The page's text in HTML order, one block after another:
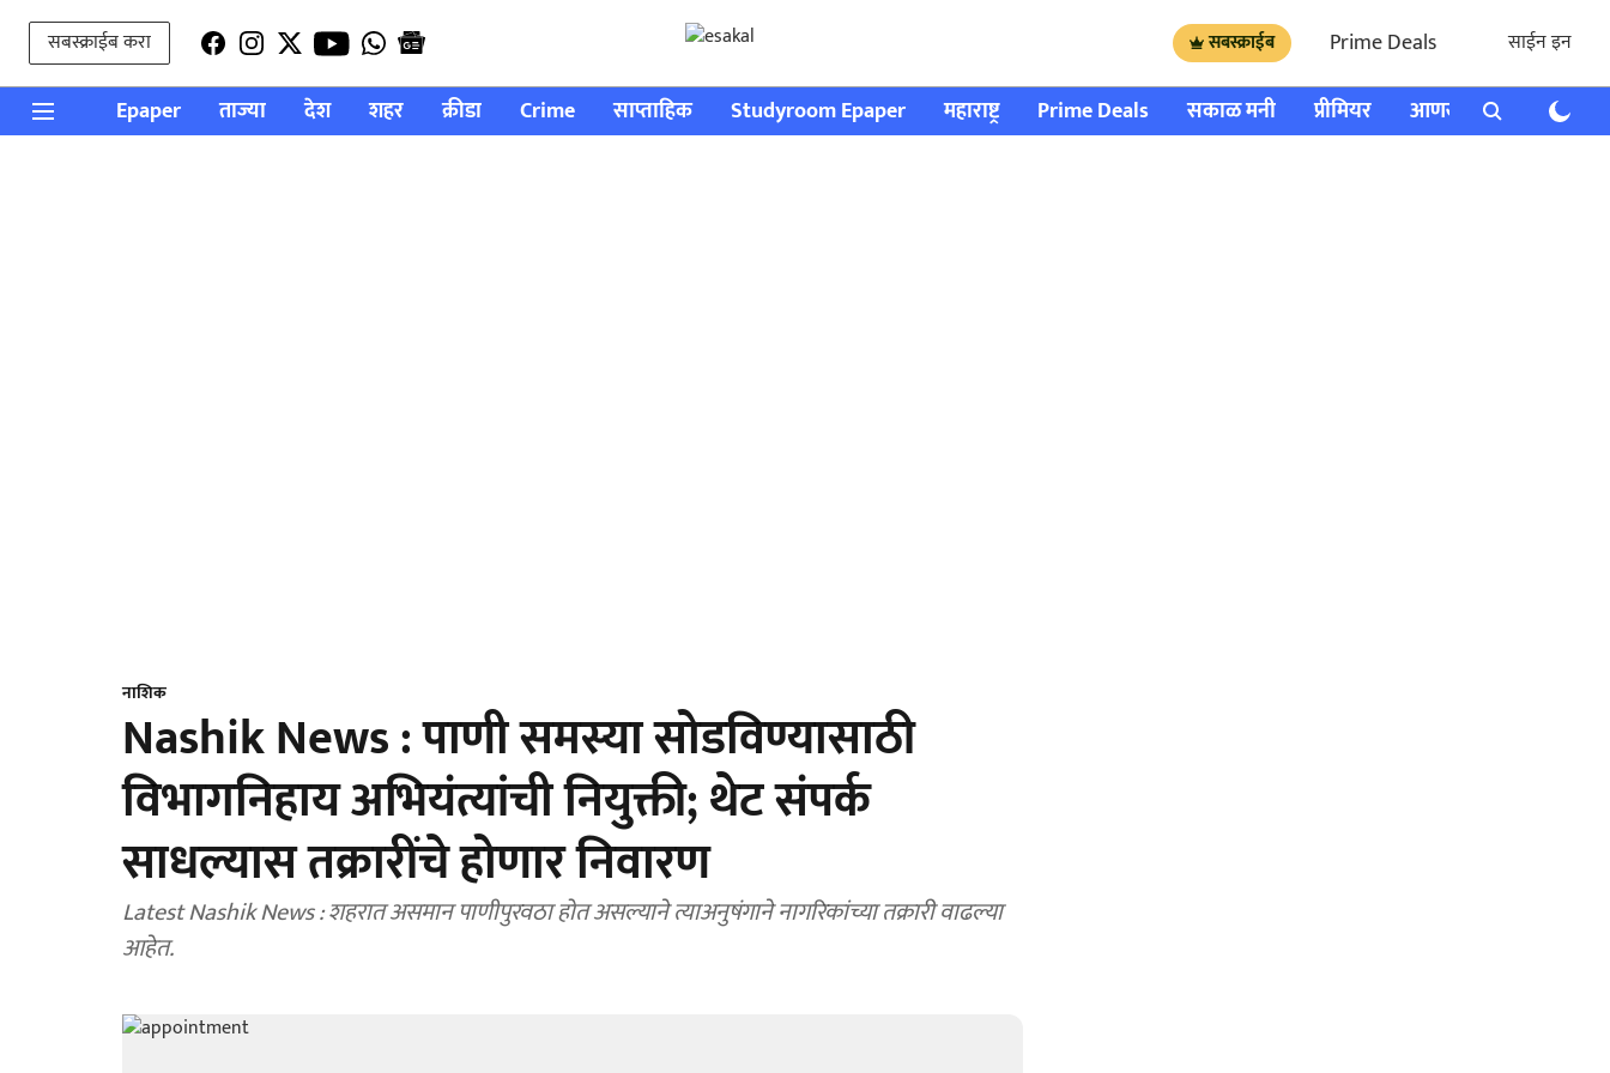
सबस्क्राईब करा सबस्क्राईब Prime Deals साईन इन
Epaper ताज्या देश शहर क्रीडा Crime साप्ताहिक Studyroom Epaper महाराष्ट्र Prime Deals सकाळ मनी प्रीमियर आणखी राशी भविष्य
नाशिक
Nashik News : पाणी समस्या सोडविण्यासाठी
विभागनिहाय अभियंत्यांची नियुक्ती; थेट संपर्क
साधल्यास तक्रारींचे होणार निवारण
Latest Nashik News : शहरात असमान पाणीपुरवठा होत असल्याने त्याअनुषंगाने नागरिकांच्या तक्रारी वाढल्या
आहेत.